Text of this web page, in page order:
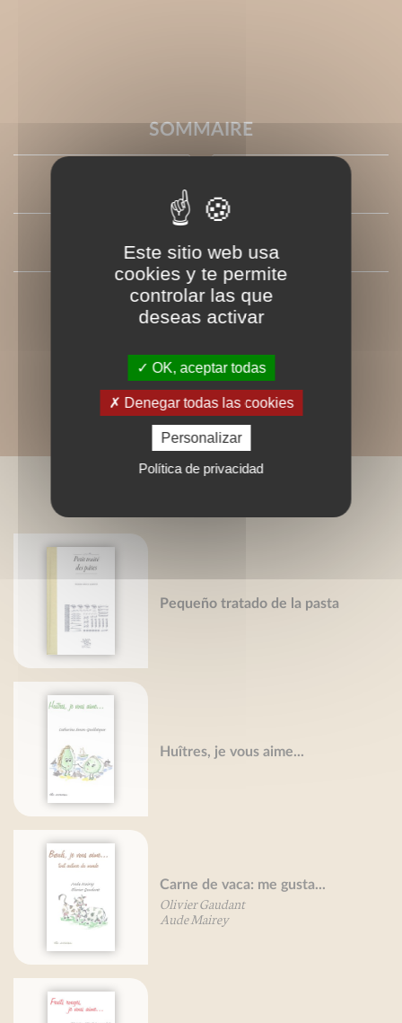
SOMMAIRE
PRESSE
AUTRES
Pequeño tratado de la pasta
Huîtres, je vous aime...
Carne de vaca: me gusta...
Olivier Gaudant
Aude Mairey
Este sitio web usa
cookies y te permite
controlar las que
deseas activar
OK, aceptar todas
Denegar todas las cookies
Personalizar
Política de privacidad